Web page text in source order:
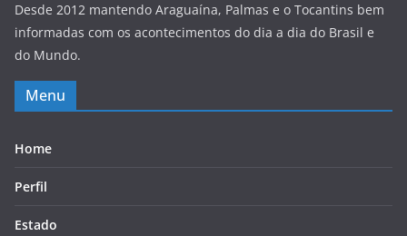
Desde 2012 mantendo Araguaína, Palmas e o Tocantins bem
informadas com os acontecimentos do dia a dia do Brasil e
do Mundo.
Menu
Home
Perfil
Estado